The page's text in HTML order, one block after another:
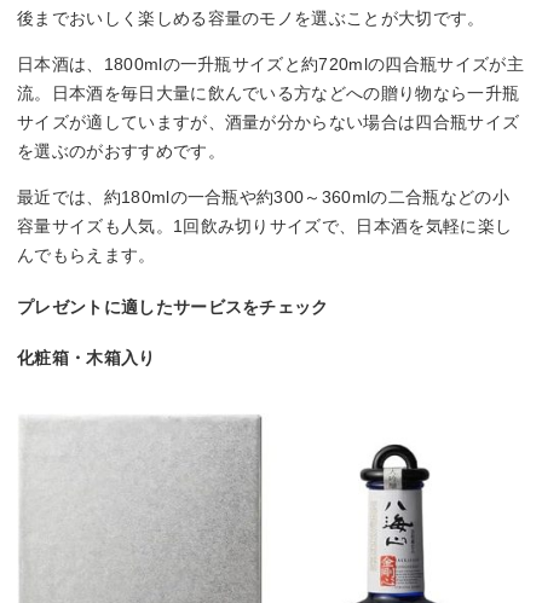
後までおいしく楽しめる容量のモノを選ぶことが大切です。
日本酒は、1800mlの一升瓶サイズと約720mlの四合瓶サイズが主
流。日本酒を毎日大量に飲んでいる方などへの贈り物なら一升瓶
サイズが適していますが、酒量が分からない場合は四合瓶サイズ
を選ぶのがおすすめです。
最近では、約180mlの一合瓶や約300～360mlの二合瓶などの小
容量サイズも人気。1回飲み切りサイズで、日本酒を気軽に楽し
んでもらえます。
プレゼントに適したサービスをチェック
化粧箱・木箱入り